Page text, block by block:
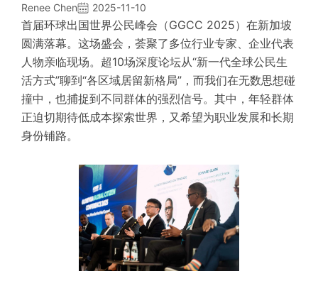
Renee Chen 2025-11-10
首届环球出国世界公民峰会（GGCC 2025）在新加坡
圆满落幕。这场盛会，荟聚了多位行业专家、企业代表
人物亲临现场。超10场深度论坛从“新一代全球公民生
活方式”聊到“各区域居留新格局”，而我们在无数思想碰
撞中，也捕捉到不同群体的强烈信号。其中，年轻群体
正迫切期待低成本探索世界，又希望为职业发展和长期
身份铺路。